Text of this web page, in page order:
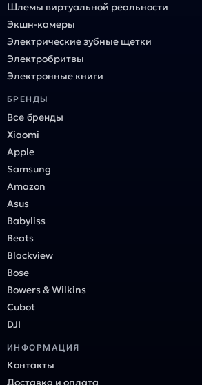
Шлемы виртуальной реальности
Экшн-камеры
Электрические зубные щетки
Электробритвы
Электронные книги
БРЕНДЫ
Все бренды
Xiaomi
Apple
Samsung
Amazon
Asus
Babyliss
Beats
Blackview
Bose
Bowers & Wilkins
Cubot
DJI
ИНФОРМАЦИЯ
Контакты
Доставка и оплата